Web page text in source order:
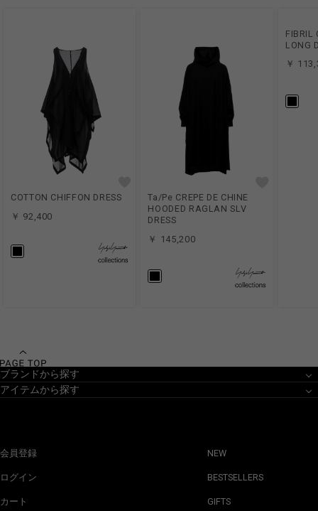
COTTON CHIFFON DRESS
￥ 92,400
Ta/Pe CREPE DE CHINE
HOODED RAGLAN SLV
DRESS
￥ 145,200
FIBRIL
LONG
￥
ブランドから探す
アイテムから探す
会員登録
ログイン
カート
NEW
BESTSELLERS
GIFTS